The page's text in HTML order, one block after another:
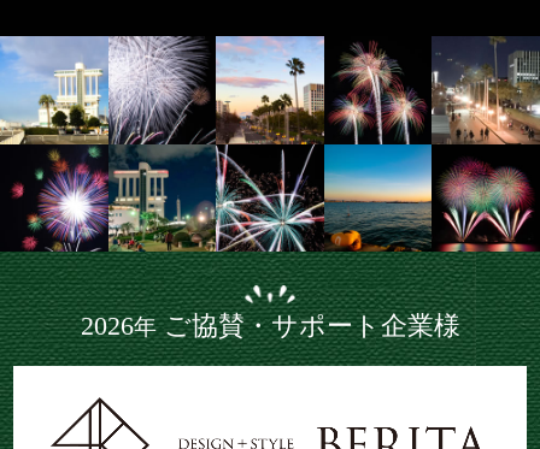
2026年ご協賛・サポート企業様